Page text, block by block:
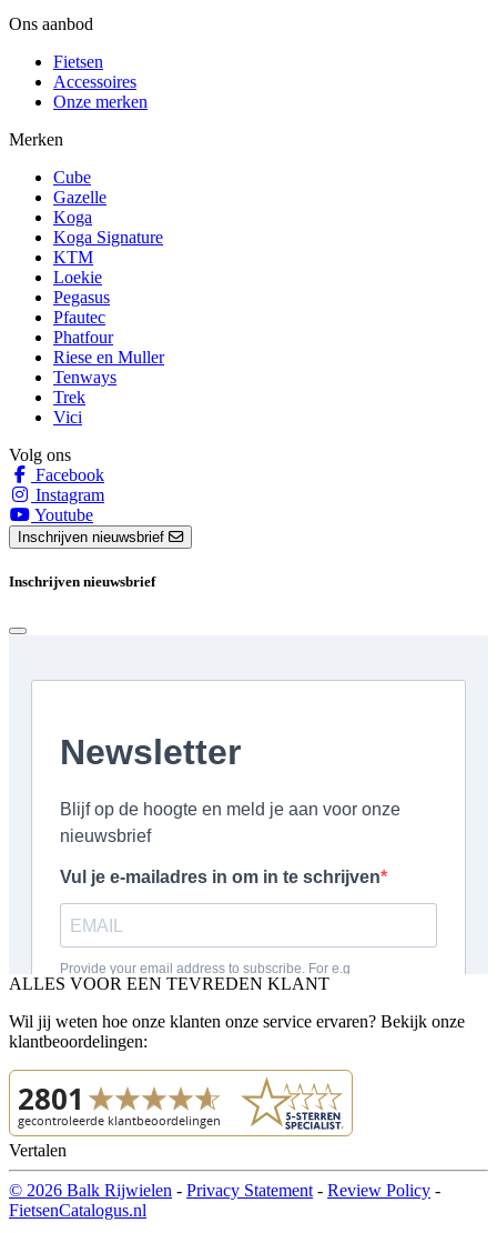
Ons aanbod
Fietsen
Accessoires
Onze merken
Merken
Cube
Gazelle
Koga
Koga Signature
KTM
Loekie
Pegasus
Pfautec
Phatfour
Riese en Muller
Tenways
Trek
Vici
Volg ons
Facebook
Instagram
Youtube
Inschrijven nieuwsbrief
Inschrijven nieuwsbrief
ALLES VOOR EEN TEVREDEN KLANT
Wil jij weten hoe onze klanten onze service ervaren? Bekijk onze
klantbeoordelingen:
Vertalen
© 2026 Balk Rijwielen - Privacy Statement - Review Policy -
FietsenCatalogus.nl